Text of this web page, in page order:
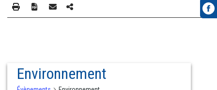
Environnement